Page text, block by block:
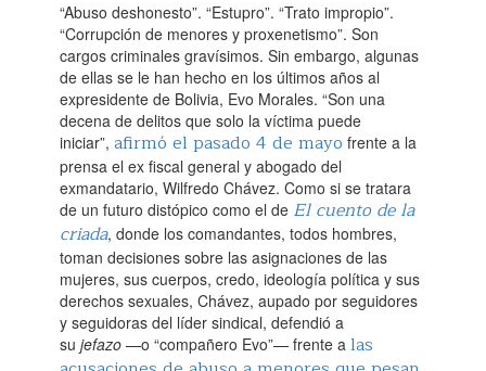
“Abuso deshonesto”. “Estupro”. “Trato impropio”.
“Corrupción de menores y proxenetismo”. Son
cargos criminales gravísimos. Sin embargo, algunas
de ellas se le han hecho en los últimos años al
expresidente de Bolivia, Evo Morales. “Son una
decena de delitos que solo la víctima puede
iniciar”, afirmó el pasado 4 de mayo frente a la
prensa el ex fiscal general y abogado del
exmandatario, Wilfredo Chávez. Como si se tratara
de un futuro distópico como el de El cuento de la
criada, donde los comandantes, todos hombres,
toman decisiones sobre las asignaciones de las
mujeres, sus cuerpos, credo, ideología política y sus
derechos sexuales, Chávez, aupado por seguidores
y seguidoras del líder sindical, defendió a
su jefazo —o “compañero Evo”— frente a las